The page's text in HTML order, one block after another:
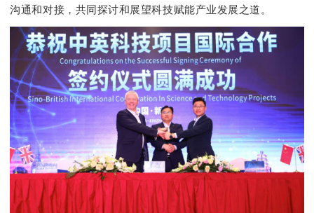
沟通和对接，共同探讨和展望科技赋能产业发展之道。